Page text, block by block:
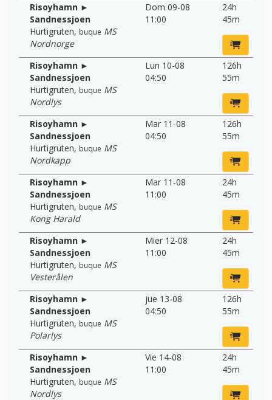
Risoyhamn ►
Sandnessjoen
Hurtigruten, buque MS
Nordnorge
Dom 09-08
11:00
24h
45m
Risoyhamn ►
Sandnessjoen
Hurtigruten, buque MS
Nordlys
Lun 10-08
04:50
126h
55m
Risoyhamn ►
Sandnessjoen
Hurtigruten, buque MS
Nordkapp
Mar 11-08
04:50
126h
55m
Risoyhamn ►
Sandnessjoen
Hurtigruten, buque MS
Kong Harald
Mar 11-08
11:00
24h
45m
Risoyhamn ►
Sandnessjoen
Hurtigruten, buque MS
Vesterålen
Mier 12-08
11:00
24h
45m
Risoyhamn ►
Sandnessjoen
Hurtigruten, buque MS
Polarlys
jue 13-08
04:50
126h
55m
Risoyhamn ►
Sandnessjoen
Hurtigruten, buque MS
Nordlys
Vie 14-08
11:00
24h
45m